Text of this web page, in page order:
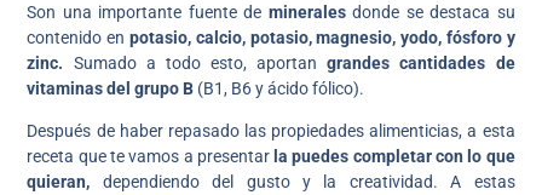
Son una importante fuente de mineralesdonde se destaca su
contenido en potasio, calcio, potasio, magnesio, yodo, fósforo y
zinc. Sumado a todo esto, aportan grandes cantidades de
vitaminas del grupo B (B1, B6 y ácido fólico).
Después de haber repasado las propiedades alimenticias, a esta
receta que te vamos a presentarla puedes completar con lo que
quieran, dependiendo del gusto y la creatividad. A estas